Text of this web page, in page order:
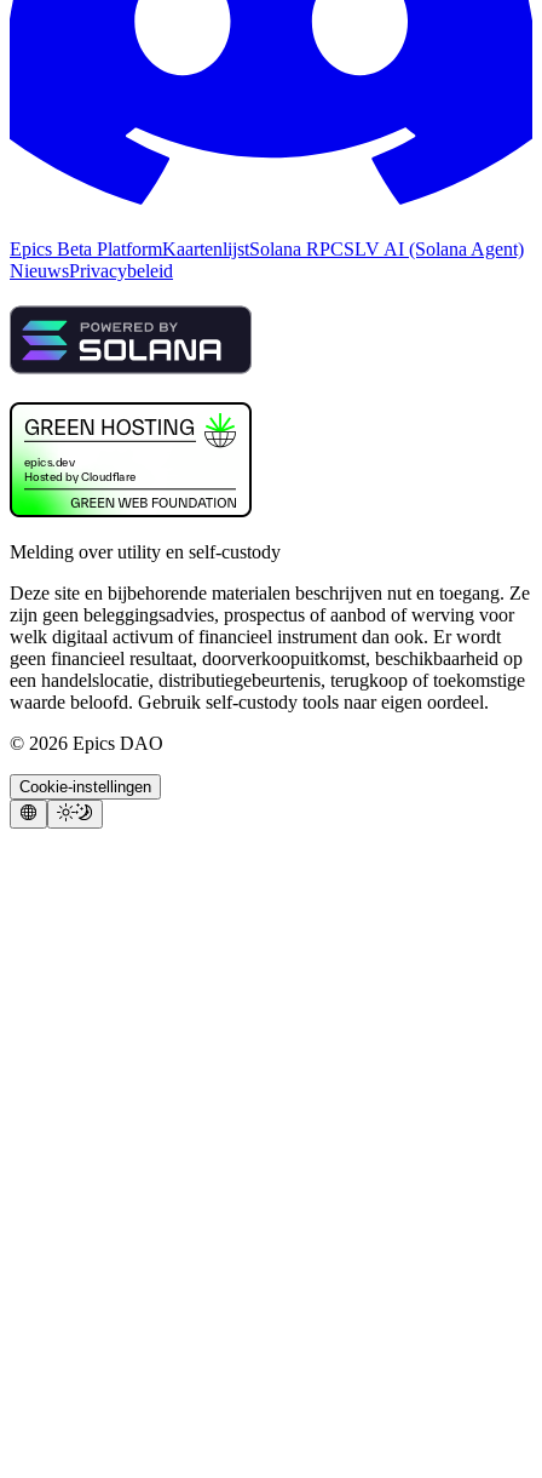
Epics Beta PlatformKaartenlijstSolana RPCSLV AI (Solana Agent)
NieuwsPrivacybeleid
Melding over utility en self-custody
Deze site en bijbehorende materialen beschrijven nut en toegang. Ze
zijn geen beleggingsadvies, prospectus of aanbod of werving voor
welk digitaal activum of financieel instrument dan ook. Er wordt
geen financieel resultaat, doorverkoopuitkomst, beschikbaarheid op
een handelslocatie, distributiegebeurtenis, terugkoop of toekomstige
waarde beloofd. Gebruik self-custody tools naar eigen oordeel.
© 2026 Epics DAO
Cookie-instellingen